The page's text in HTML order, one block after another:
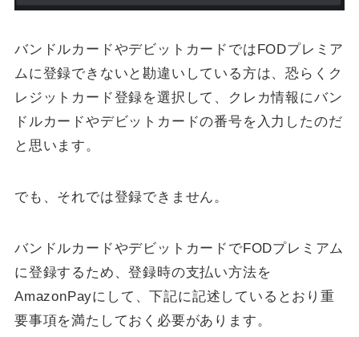
バンドルカードやデビットカードではFODプレミア
ムに登録できないと勘違いしている方は、恐らくク
レジットカード登録を選択して、クレカ情報にバン
ドルカードやデビットカードの番号を入力したのだ
と思います。
でも、それでは登録できません。
バンドルカードやデビットカードでFODプレミアム
に登録するため、登録時の支払い方法を
AmazonPayにして、下記に記述しているとおり重
要事項を満たしておく必要があります。